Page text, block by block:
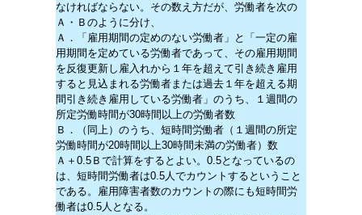
なければならない。その数え方だが、労働者を次の
Ａ・Ｂのように分け、
Ａ．「雇用期間の定めのない労働者」と「一定の雇
用期間を定めている労働者であって、その雇用期間
を反復更新し雇入れから１年を超えて引き続き雇用
すると見込まれる労働者または過去１年を超える期
間引き続き雇用している労働者」のうち、１週間の
所定労働時間が30時間以上の労働者数
Ｂ．（同上）のうち、短時間労働者（１週間の所定
労働時間が20時間以上30時間未満の労働者）数
Ａ＋0.5Ｂで計算をするとよい。0.5となっているの
は、短時間労働者は0.5人でカウントするということ
である。雇用障害者数のカウントの際にも短時間労
働者は0.5人となる。